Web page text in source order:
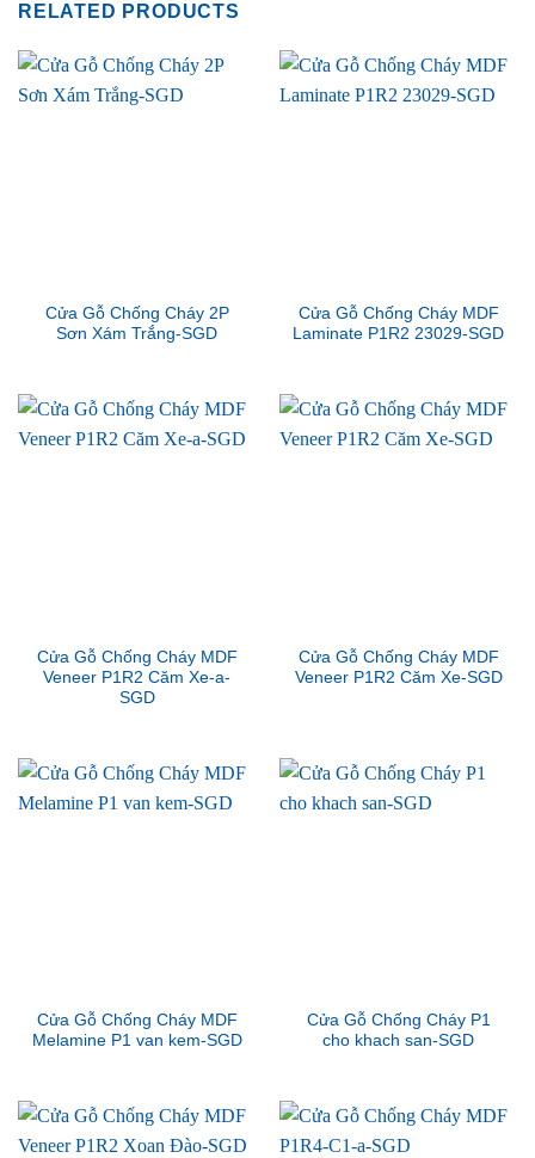
RELATED PRODUCTS
Cửa Gỗ Chống Cháy 2P
Sơn Xám Trắng-SGD
Cửa Gỗ Chống Cháy MDF
Laminate P1R2 23029-SGD
Cửa Gỗ Chống Cháy MDF
Veneer P1R2 Căm Xe-a-
SGD
Cửa Gỗ Chống Cháy MDF
Veneer P1R2 Căm Xe-SGD
Cửa Gỗ Chống Cháy MDF
Melamine P1 van kem-SGD
Cửa Gỗ Chống Cháy P1
cho khach san-SGD